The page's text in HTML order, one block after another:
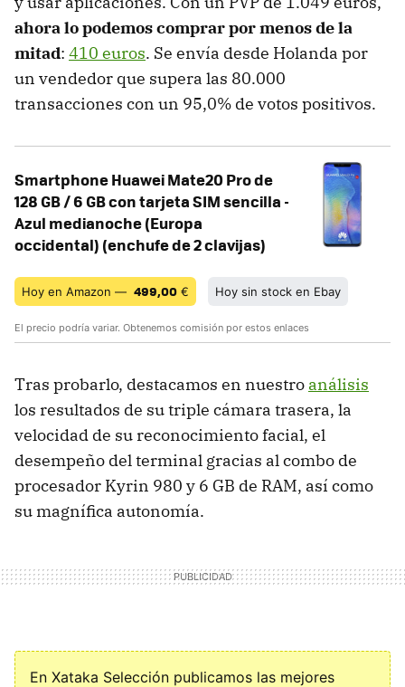
ahora lo podemos comprar por menos de la
mitad: 410 euros. Se envía desde Holanda por
un vendedor que supera las 80.000
transacciones con un 95,0% de votos positivos.
Smartphone Huawei Mate20 Pro de
128 GB / 6 GB con tarjeta SIM sencilla -
Azul medianoche (Europa
occidental) (enchufe de 2 clavijas)
Hoy en Amazon — 499,00 € Hoy sin stock en Ebay
El precio podría variar. Obtenemos comisión por estos enlaces
Tras probarlo, destacamos en nuestro análisis
los resultados de su triple cámara trasera, la
velocidad de su reconocimiento facial, el
desempeño del terminal gracias al combo de
procesador Kyrin 980 y 6 GB de RAM, así como
su magnífica autonomía.
En Xataka Selección publicamos las mejores